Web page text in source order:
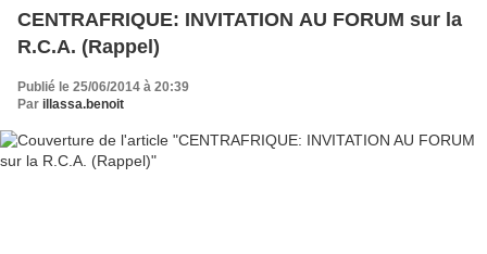
CENTRAFRIQUE: INVITATION AU FORUM sur la
R.C.A. (Rappel)
Publié le 25/06/2014 à 20:39
Par illassa.benoit